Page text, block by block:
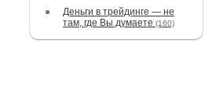
Деньги в трейдинге — не
там, где Вы думаете (160)